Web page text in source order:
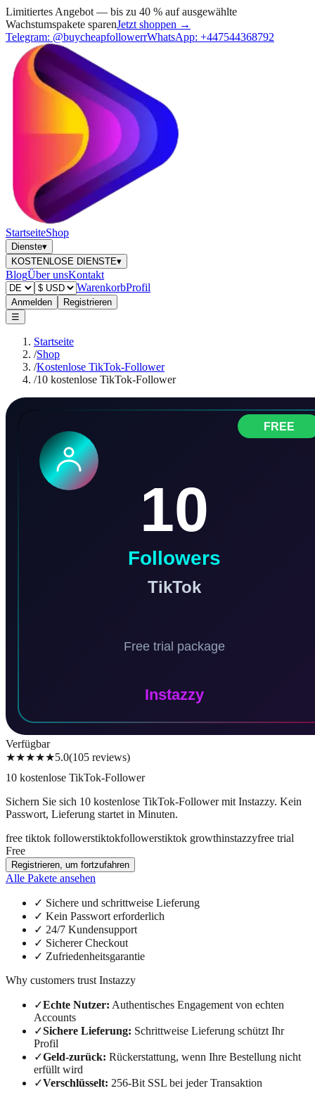
Limitiertes Angebot — bis zu 40 % auf ausgewählte
Wachstumspakete sparenJetzt shoppen →
Telegram: @buycheapfollowerrWhatsApp: +447544368792
StartseiteShop
Dienste▾
KOSTENLOSE DIENSTE▾
BlogÜber unsKontakt
WarenkorbProfil
Anmelden
Registrieren
☰
Startseite
/Shop
/Kostenlose TikTok-Follower
/10 kostenlose TikTok-Follower
Verfügbar
★★★★★5.0(105 reviews)
10 kostenlose TikTok-Follower
Sichern Sie sich 10 kostenlose TikTok-Follower mit Instazzy. Kein
Passwort, Lieferung startet in Minuten.
free tiktok followerstiktokfollowerstiktok growthinstazzyfree trial
Free
Registrieren, um fortzufahren
Alle Pakete ansehen
✓ Sichere und schrittweise Lieferung
✓ Kein Passwort erforderlich
✓ 24/7 Kundensupport
✓ Sicherer Checkout
✓ Zufriedenheitsgarantie
Why customers trust Instazzy
✓Echte Nutzer: Authentisches Engagement von echten
Accounts
✓Sichere Lieferung: Schrittweise Lieferung schützt Ihr
Profil
✓Geld-zurück: Rückerstattung, wenn Ihre Bestellung nicht
erfüllt wird
✓Verschlüsselt: 256-Bit SSL bei jeder Transaktion